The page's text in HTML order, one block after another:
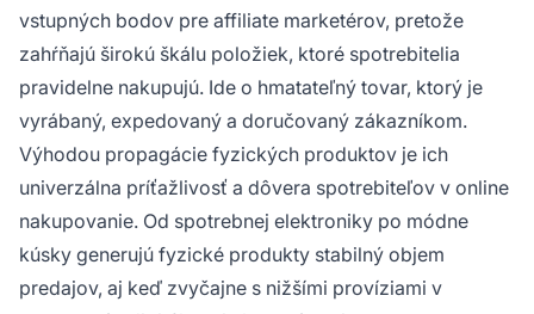
vstupných bodov pre affiliate marketérov, pretože
zahŕňajú širokú škálu položiek, ktoré spotrebitelia
pravidelne nakupujú. Ide o hmatateľný tovar, ktorý je
vyrábaný, expedovaný a doručovaný zákazníkom.
Výhodou propagácie fyzických produktov je ich
univerzálna príťažlivosť a dôvera spotrebiteľov v online
nakupovanie. Od spotrebnej elektroniky po módne
kúsky generujú fyzické produkty stabilný objem
predajov, aj keď zvyčajne s nižšími províziami v